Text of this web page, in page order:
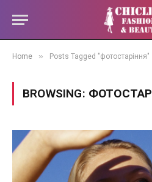
Home » Posts Tagged "фотостаріння"
BROWSING: